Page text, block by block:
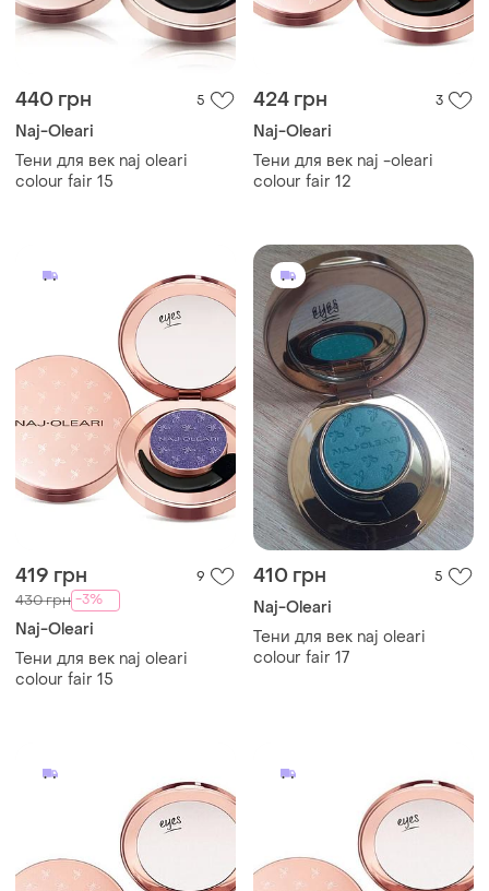
440 грн 5
Naj-Oleari
Тени для век naj oleari
colour fair 15
424 грн 3
Naj-Oleari
Тени для век naj -oleari
colour fair 12
419 грн 9
430 грн -3%
Naj-Oleari
Тени для век naj oleari
colour fair 15
410 грн 5
Naj-Oleari
Тени для век naj oleari
colour fair 17